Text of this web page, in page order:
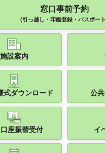
窓口事前予約
(引っ越し・印鑑登録・パスポー
施設案内
式ダウンロード 公
座振替受付 イ